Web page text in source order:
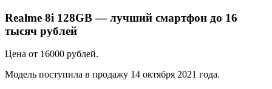
Realme 8i 128GB — лучший смартфон до 16
тысяч рублей
Цена от 16000 рублей.
Модель поступила в продажу 14 октября 2021 года.